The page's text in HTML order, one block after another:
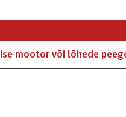
mootor või lõhede